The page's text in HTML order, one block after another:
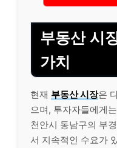
부동산 시
가치
현재 부동산 시장은
으며, 투자자들에게
천안시 동남구의 부
서 지속적인 수요가